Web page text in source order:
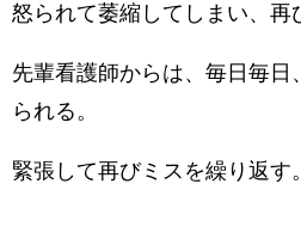
怒られて萎縮してしまい、再
先輩看護師からは、毎日毎日
られる。
緊張して再びミスを繰り返す